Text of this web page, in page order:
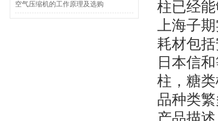
空气压缩机的工作原理及选购
柱已经
上海子
耗材包
日本信
柱，糖
品种类